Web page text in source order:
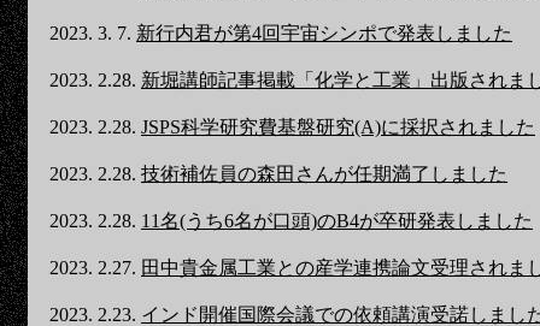
2023. 3. 7. 新行内君が第4回宇宙シンポで発表しました
2023. 2.28. 新堀講師記事掲載「化学と工業」出版されま
2023. 2.28. JSPS科学研究費基盤研究(A)に採択されました
2023. 2.28. 技術補佐員の森田さんが任期満了しました
2023. 2.28. 11名(うち6名が口頭)のB4が卒研発表しました
2023. 2.27. 田中貴金属工業との産学連携論文受理されま
2023. 2.23. インド開催国際会議での依頼講演受諾しまし